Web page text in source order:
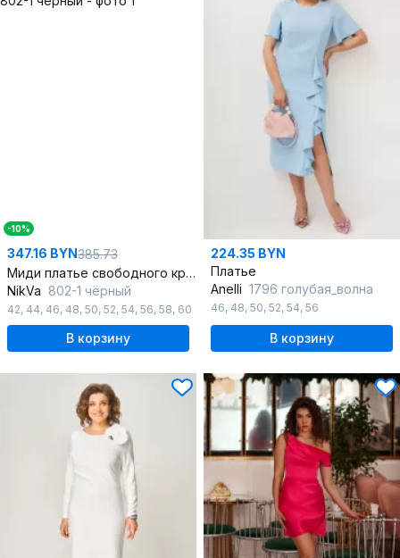
-10%
347.16 BYN385.73
Миди платье свободного кроя из текстиля и экокожи с воротником-стойкой
NikVa 802-1 чёрный
42, 44, 46, 48, 50, 52, 54, 56, 58, 60
В корзину
224.35 BYN
Платье
Anelli 1796 голубая_волна
46, 48, 50, 52, 54, 56
В корзину